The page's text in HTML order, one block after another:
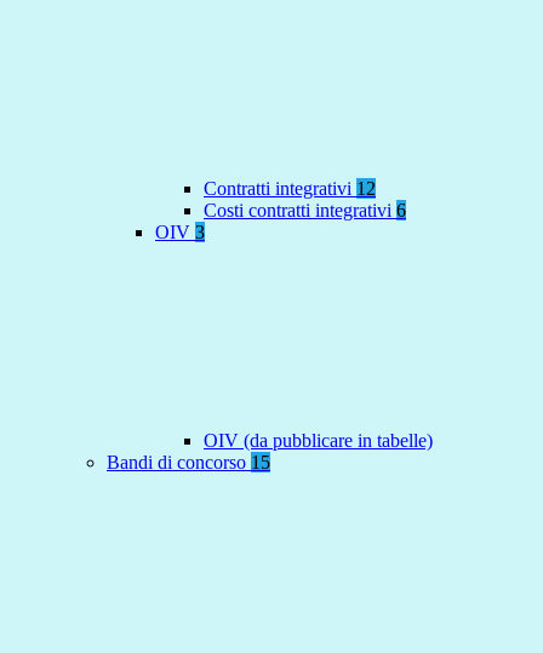
Contratti integrativi 12
Costi contratti integrativi 6
OIV 3
OIV (da pubblicare in tabelle)
Bandi di concorso 15